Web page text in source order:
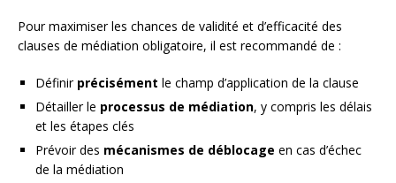
Pour maximiser les chances de validité et d’efficacité des
clauses de médiation obligatoire, il est recommandé de :
Définir précisément le champ d’application de la clause
Détailler le processus de médiation, y compris les délais
et les étapes clés
Prévoir des mécanismes de déblocage en cas d’échec
de la médiation